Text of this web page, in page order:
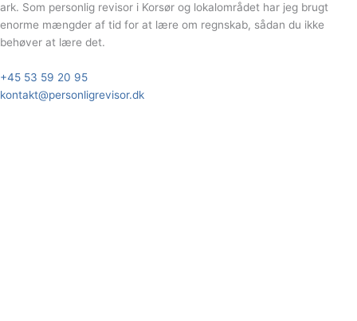
ark. Som personlig revisor i Korsør og lokalområdet har jeg brugt
enorme mængder af tid for at lære om regnskab, sådan du ikke
behøver at lære det.
+45 53 59 20 95
kontakt@personligrevisor.dk